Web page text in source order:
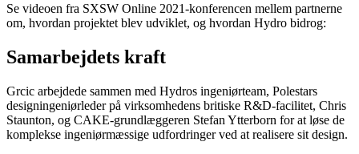
Se videoen fra SXSW Online 2021-konferencen mellem partnerne
om, hvordan projektet blev udviklet, og hvordan Hydro bidrog:
Samarbejdets kraft
Grcic arbejdede sammen med Hydros ingeniørteam, Polestars
designingeniørleder på virksomhedens britiske R&D-facilitet, Chris
Staunton, og CAKE-grundlæggeren Stefan Ytterborn for at løse de
komplekse ingeniørmæssige udfordringer ved at realisere sit design.